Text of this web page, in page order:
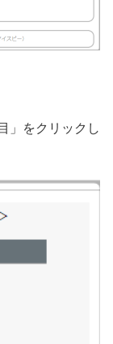
」をクリックし